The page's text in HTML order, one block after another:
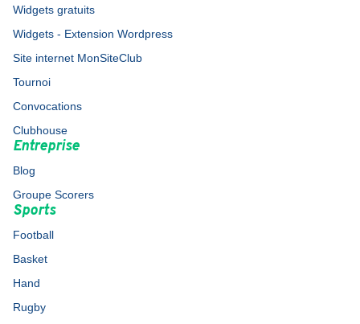
Widgets gratuits
Widgets - Extension Wordpress
Site internet MonSiteClub
Tournoi
Convocations
Clubhouse
Entreprise
Blog
Groupe Scorers
Sports
Football
Basket
Hand
Rugby